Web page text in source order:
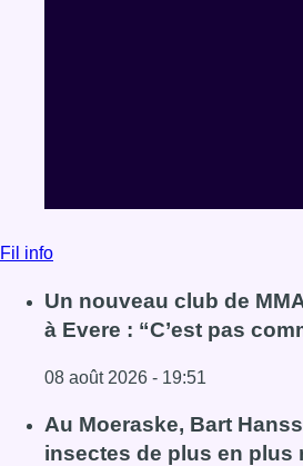
Fil info
Un nouveau club de
à Evere : “C’est pas
08 août 2026 - 19:51
Lire l'article Un nouveau club de
Au Moeraske, Bart
insectes de plus en plus